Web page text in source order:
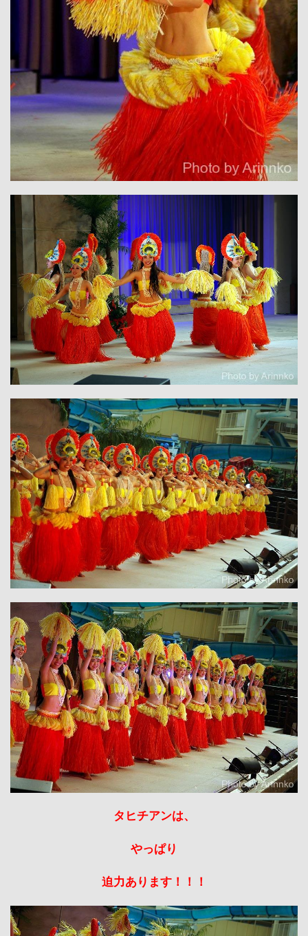
タヒチアンは、
やっぱり
迫力あります！！！